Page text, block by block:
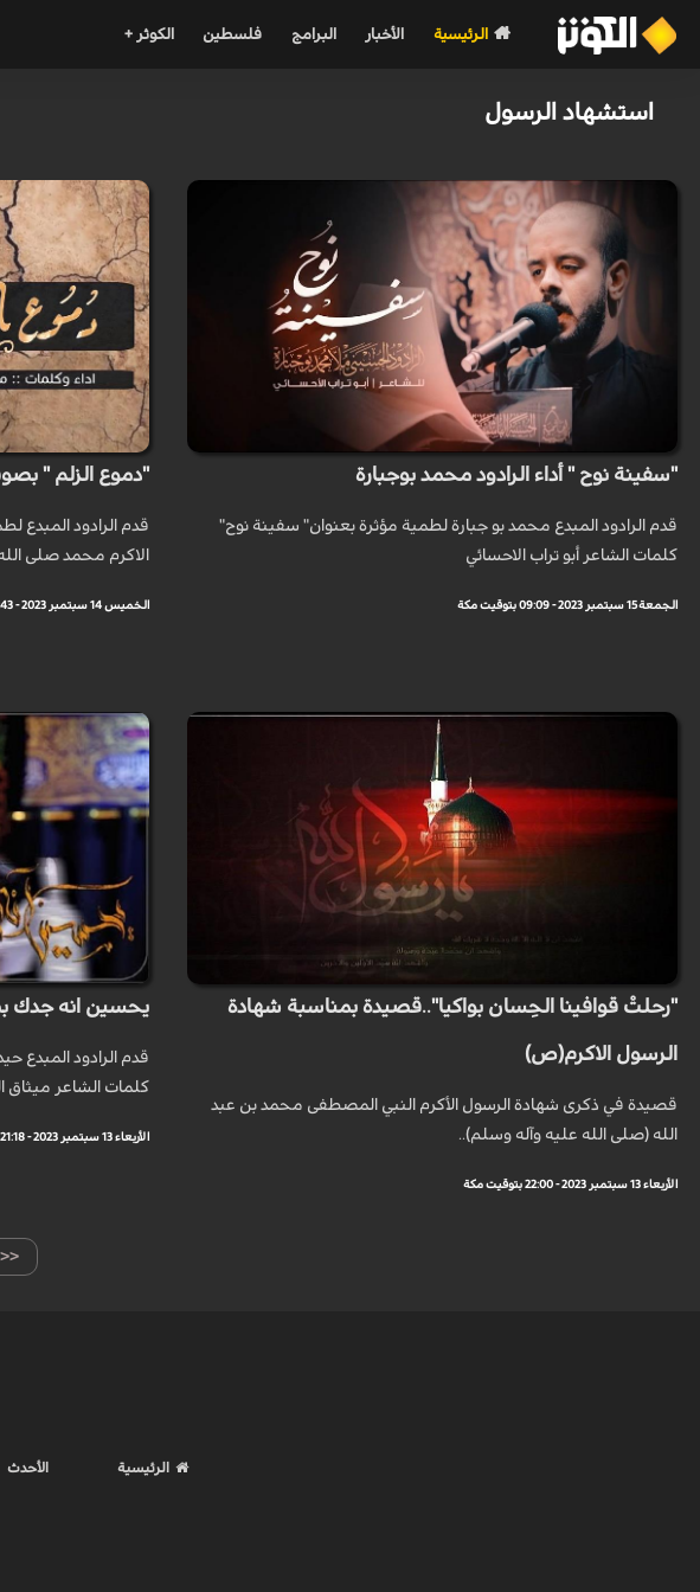
الرئيسية الأخبار البرامج فلسطين الكوثر +
استشهاد الرسول
"سفينة نوح " أداء الرادود محمد بوجبارة
قدم الرادود المبدع محمد بو جبارة لطمية مؤثرة بعنوان" سفينة نوح"
كلمات الشاعر أبو تراب الاحسائي
الجمعة 15 سبتمبر 2023 - 09:09 بتوقيت مكة
"دموع الزلم "
قدم الرادود المبدع
الاكرم محمد صلى
الخميس 14 سبتمبر 2023 - 17:43 بتوقيت مكة
"رحلتْ قوافينا الحِسان بواكيا"..قصيدة بمناسبة شهادة
الرسول الاكرم(ص)
قصيدة في ذكرى شهادة الرسول الأكرم النبي المصطفى محمد بن عبد
الله (صلى الله عليه وآله وسلم)..
الأربعاء 13 سبتمبر 2023 - 22:00 بتوقيت مكة
يحسين انه جدك
قدم الرادود المبدع
كلمات الشاعر ميثاق
الأربعاء 13 سبتمبر 2023 - 21:18 بتوقيت مكة
<<
الرئيسية الأحدث